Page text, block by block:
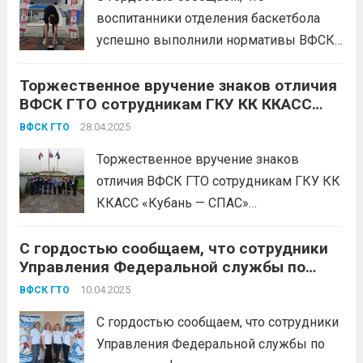
воспитанников отделения бокса и
воспитанников футбольного клуба
«Краснодар», посвященные 80-летию
Читать дальше
воспитанники отделения баскетбола
успешно выполнили нормативы ВФСК
только свидетельствует о высоком
уровне подготовки спортсменов, но и
подтверждает их стремление к
Команда усердно тренировалась и
проявила настоящую...
Торжественное вручение знаков отличия
ВФСК ГТО сотрудникам ГКУ КК ККАСС
«Кубань — СПАС» Белореченского
ВФСК ГТО 28.04.2025
Торжественное вручение знаков
отличия ВФСК ГТО сотрудникам ГКУ КК
ККАСС «Кубань — СПАС»
спасательного отряда! 25 апреля 2025
года прошло значимое событие –
вручение знаков отличия «Готов к труду
и обороне» (ГТО) для сотрудников
«Кубань-Спас». Это мероприятие
подчеркнуло важность...
С гордостью сообщаем, что сотрудники
Управления Федеральной службы по
надзору в сфере защиты прав
по Краснодарскому краю выполнили
нормативы ВФСК «Готов к труду и
ВФСК ГТО 10.04.2025
С гордостью сообщаем, что сотрудники
Управления Федеральной службы по